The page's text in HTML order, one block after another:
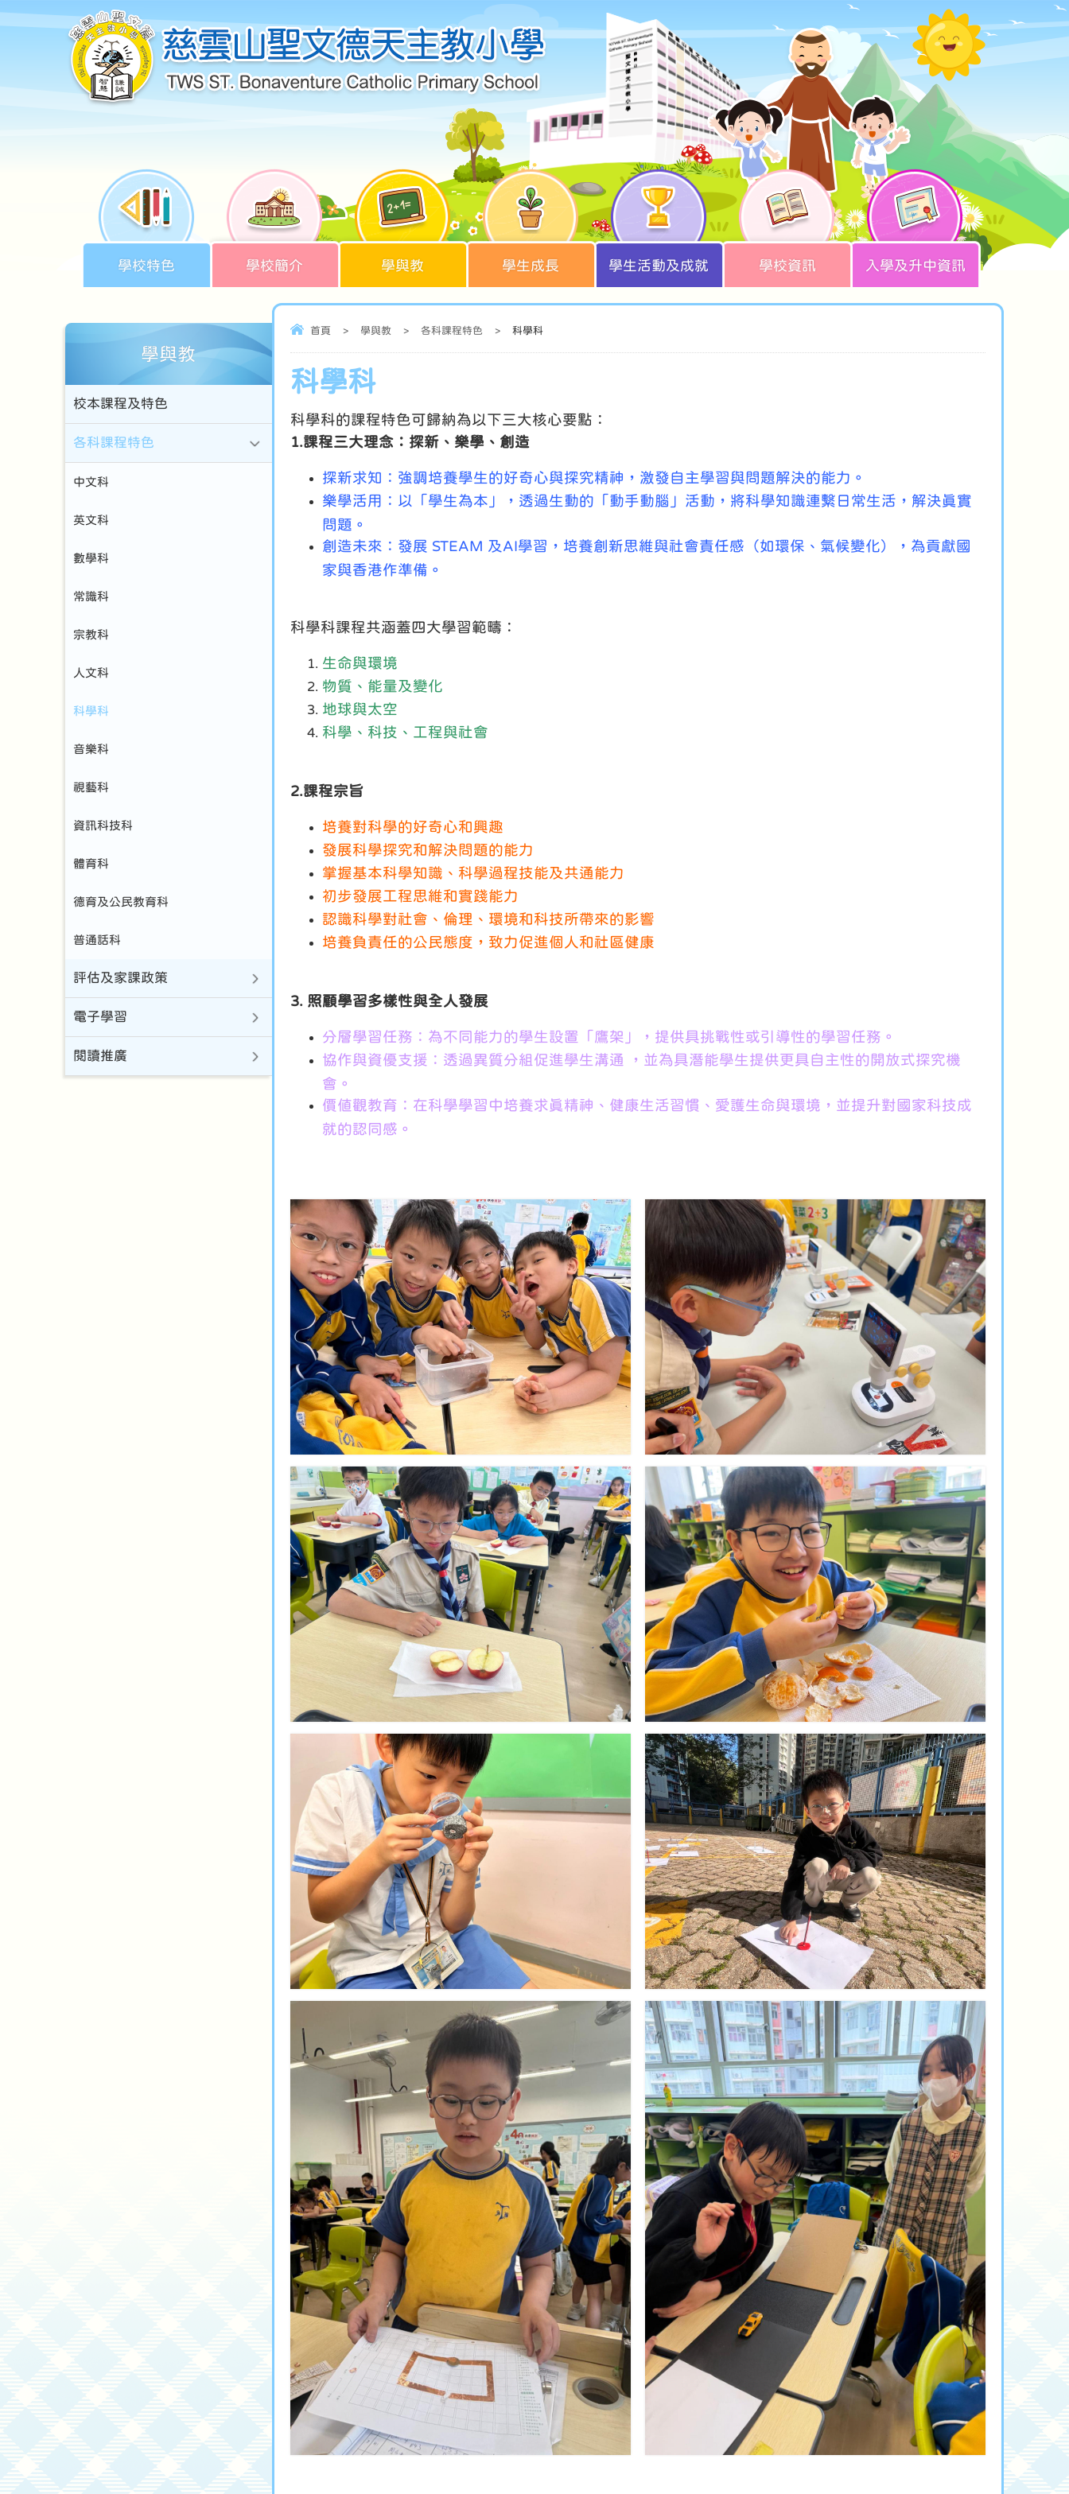
學校特色 學校簡介 學與教 學生成長 學生活動及成就 學校資訊 入學及升中資訊
首頁 > 學與教 > 各科課程特色 > 科學科
科學科
科學科的課程特色可歸納為以下三大核心要點：
1.課程三大理念：探新、樂學、創造
探新求知：強調培養學生的好奇心與探究精神，激發自主學習與問題解決的能力。
樂學活用：以「學生為本」，透過生動的「動手動腦」活動，將科學知識連繫日常生活，解決真實
問題。
創造未來：發展 STEAM 及AI學習，培養創新思維與社會責任感（如環保、氣候變化），為貢獻國
家與香港作準備。
科學科課程共涵蓋四大學習範疇：
生命與環境
物質、能量及變化
地球與太空
科學、科技、工程與社會
2.課程宗旨
培養對科學的好奇心和興趣
發展科學探究和解決問題的能力
掌握基本科學知識、科學過程技能及共通能力
初步發展工程思維和實踐能力
認識科學對社會、倫理、環境和科技所帶來的影響
培養負責任的公民態度，致力促進個人和社區健康
3. 照顧學習多樣性與全人發展
分層學習任務：為不同能力的學生設置「鷹架」，提供具挑戰性或引導性的學習任務。
協作與資優支援：透過異質分組促進學生溝通 ，並為具潛能學生提供更具自主性的開放式探究機
會。
價值觀教育：在科學學習中培養求真精神、健康生活習慣、愛護生命與環境，並提升對國家科技成
就的認同感。
學與教
校本課程及特色
各科課程特色
中文科
英文科
數學科
常識科
宗教科
人文科
科學科
音樂科
視藝科
資訊科技科
體育科
德育及公民教育科
普通話科
評估及家課政策
電子學習
閱讀推廣